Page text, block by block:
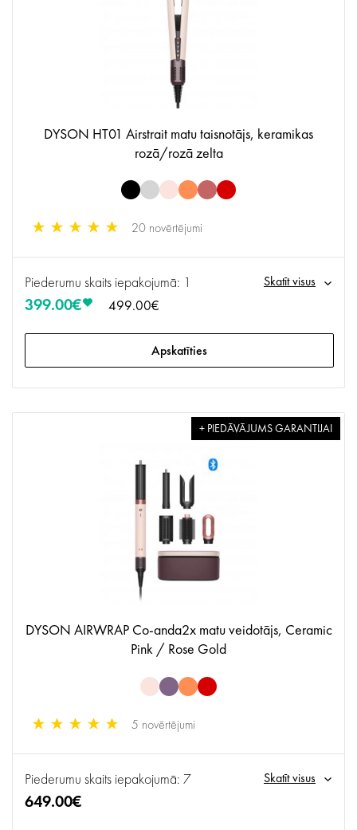
DYSON HT01 Airstrait matu taisnotājs, keramikas
rozā/rozā zelta
20 novērtējumi
Piederumu skaits iepakojumā: 1 Skatīt visus
399.00€ 499.00€
Apskatīties
+ PIEDĀVĀJUMS GARANTIJAI
DYSON AIRWRAP Co-anda2x matu veidotājs, Ceramic
Pink / Rose Gold
5 novērtējumi
Piederumu skaits iepakojumā: 7 Skatīt visus
649.00€